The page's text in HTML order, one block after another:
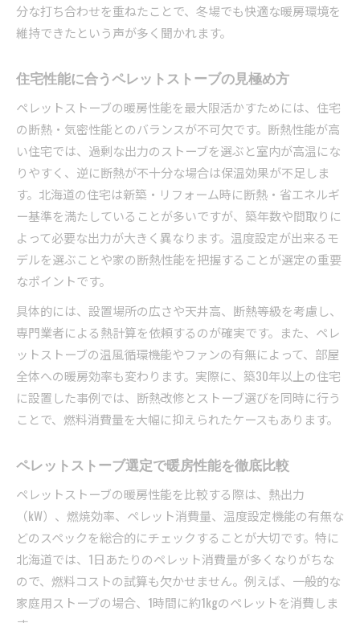
分な打ち合わせを重ねたことで、冬場でも快適な暖房環境を
維持できたという声が多く聞かれます。
住宅性能に合うペレットストーブの見極め方
ペレットストーブの暖房性能を最大限活かすためには、住宅
の断熱・気密性能とのバランスが不可欠です。断熱性能が高
い住宅では、過剰な出力のストーブを選ぶと室内が高温にな
りやすく、逆に断熱が不十分な場合は保温効果が不足しま
す。北海道の住宅は新築・リフォーム時に断熱・省エネルギ
ー基準を満たしていることが多いですが、築年数や間取りに
よって必要な出力が大きく異なります。温度設定が出来るモ
デルを選ぶことや家の断熱性能を把握することが選定の重要
なポイントです。
具体的には、設置場所の広さや天井高、断熱等級を考慮し、
専門業者による熱計算を依頼するのが確実です。また、ペレ
ットストーブの温風循環機能やファンの有無によって、部屋
全体への暖房効率も変わります。実際に、築30年以上の住宅
に設置した事例では、断熱改修とストーブ選びを同時に行う
ことで、燃料消費量を大幅に抑えられたケースもあります。
ペレットストーブ選定で暖房性能を徹底比較
ペレットストーブの暖房性能を比較する際は、熱出力
（kW）、燃焼効率、ペレット消費量、温度設定機能の有無な
どのスペックを総合的にチェックすることが大切です。特に
北海道では、1日あたりのペレット消費量が多くなりがちな
ので、燃料コストの試算も欠かせません。例えば、一般的な
家庭用ストーブの場合、1時間に約1kgのペレットを消費しま